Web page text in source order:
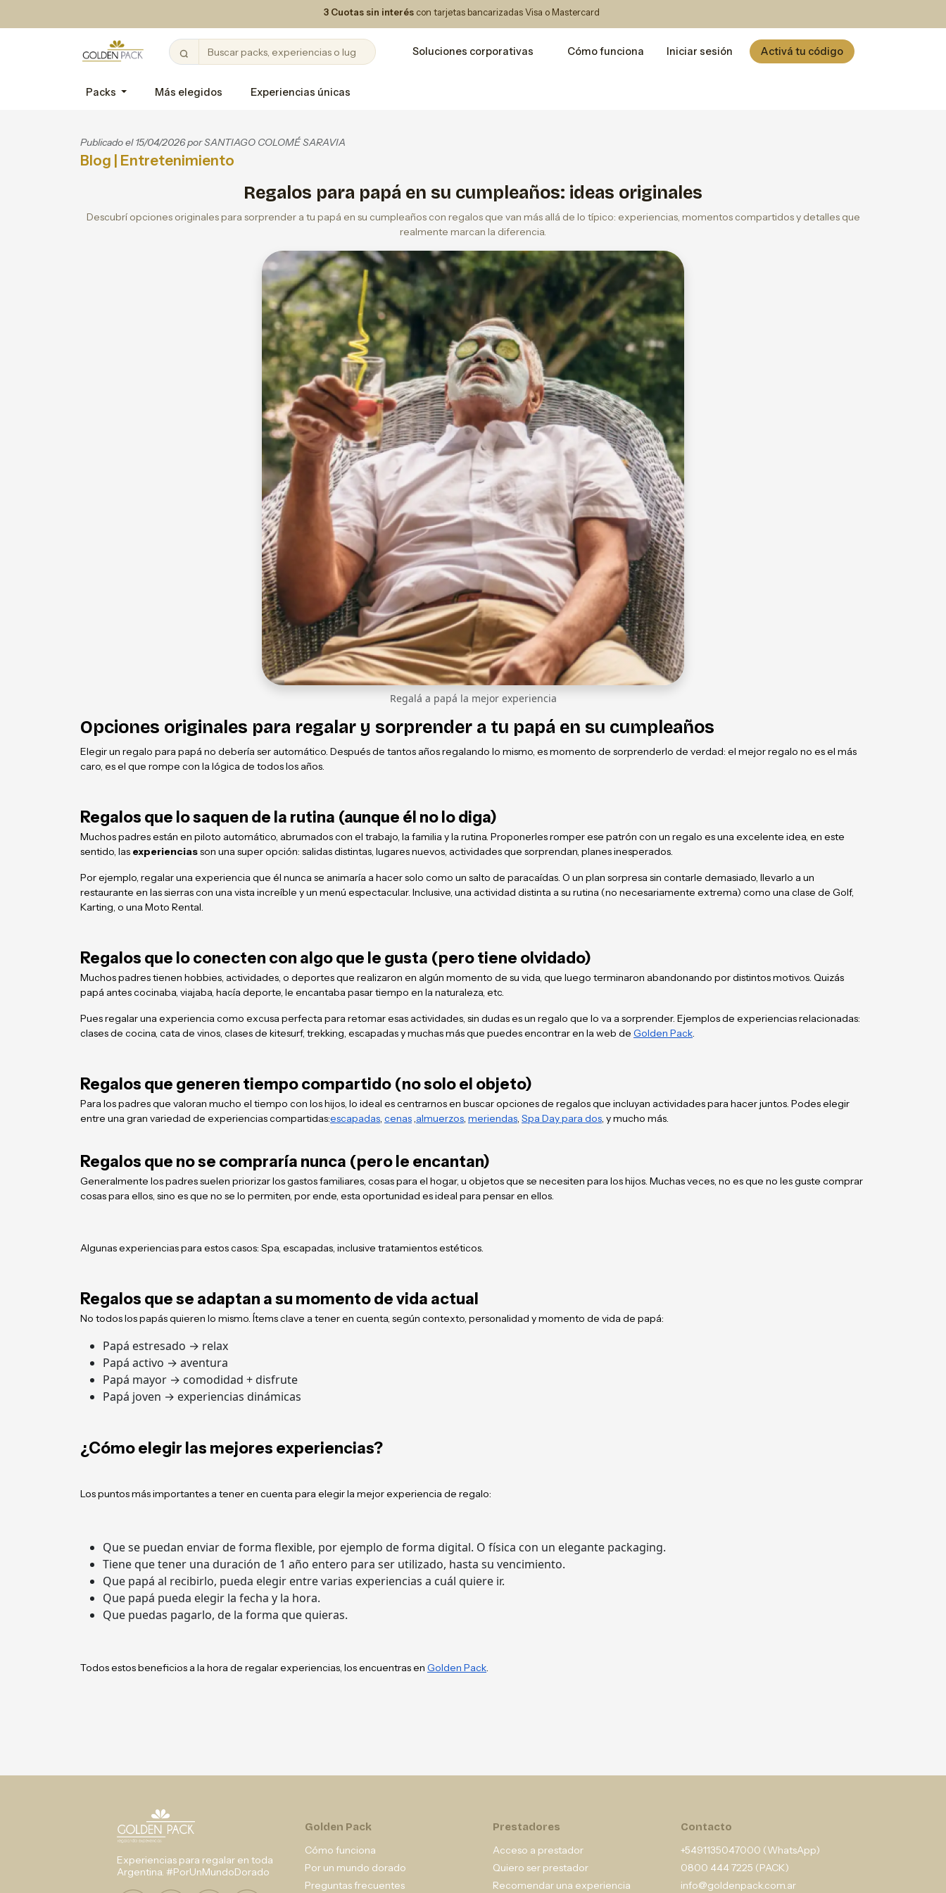
3 Cuotas sin interés con tarjetas bancarizadas Visa o Mastercard
Soluciones corporativas Cómo funciona Iniciar sesión Activá tu código
Packs Más elegidos Experiencias únicas
Publicado el 15/04/2026 porSANTIAGO COLOMÉ SARAVIA
Blog | Entretenimiento
Regalos para papá en su cumpleaños: ideas originales
Descubrí opciones originales para sorprender a tu papá en su cumpleaños con regalos que van más allá de lo típico: experiencias, momentos compartidos y detalles que
realmente marcan la diferencia.
Regalá a papá la mejor experiencia
Opciones originales para regalar y sorprender a tu papá en su cumpleaños
Elegir un regalo para papá no debería ser automático. Después de tantos años regalando lo mismo, es momento de sorprenderlo de verdad: el mejor regalo no es el más
caro, es el que rompe con la lógica de todos los años.
Regalos que lo saquen de la rutina (aunque él no lo diga)
Muchos padres están en piloto automático, abrumados con el trabajo, la familia y la rutina. Proponerles romper ese patrón con un regalo es una excelente idea, en este
sentido, las experienciasson una super opción: salidas distintas, lugares nuevos, actividades que sorprendan, planes inesperados.
Por ejemplo, regalar una experiencia que él nunca se animaría a hacer solo como un salto de paracaídas. O un plan sorpresa sin contarle demasiado, llevarlo a un
restaurante en las sierras con una vista increíble y un menú espectacular. Inclusive, una actividad distinta a su rutina (no necesariamente extrema) como una clase de Golf,
Karting, o una Moto Rental.
Regalos que lo conecten con algo que le gusta (pero tiene olvidado)
Muchos padres tienen hobbies, actividades, o deportes que realizaron en algún momento de su vida, que luego terminaron abandonando por distintos motivos. Quizás
papá antes cocinaba, viajaba, hacía deporte, le encantaba pasar tiempo en la naturaleza, etc.
Pues regalar una experiencia como excusa perfecta para retomar esas actividades, sin dudas es un regalo que lo va a sorprender. Ejemplos de experiencias relacionadas:
clases de cocina, cata de vinos, clases de kitesurf, trekking, escapadas y muchas más que puedes encontrar en la web de Golden Pack.
Regalos que generen tiempo compartido (no solo el objeto)
Para los padres que valoran mucho el tiempo con los hijos, lo ideal es centrarnos en buscar opciones de regalos que incluyan actividades para hacer juntos. Podes elegir
entre una gran variedad de experiencias compartidas:escapadas, cenas,almuerzos, meriendas, Spa Day para dos, y mucho más.
Regalos que no se compraría nunca (pero le encantan)
Generalmente los padres suelen priorizar los gastos familiares, cosas para el hogar, u objetos que se necesiten para los hijos. Muchas veces, no es que no les guste comprar
cosas para ellos, sino es que no se lo permiten, por ende, esta oportunidad es ideal para pensar en ellos.
Algunas experiencias para estos casos: Spa, escapadas, inclusive tratamientos estéticos.
Regalos que se adaptan a su momento de vida actual
No todos los papás quieren lo mismo. Ítems clave a tener en cuenta, según contexto, personalidad y momento de vida de papá:
Papá estresado → relax
Papá activo → aventura
Papá mayor → comodidad + disfrute
Papá joven → experiencias dinámicas
¿Cómo elegir las mejores experiencias?
Los puntos más importantes a tener en cuenta para elegir la mejor experiencia de regalo:
Que se puedan enviar de forma flexible, por ejemplo de forma digital. O física con un elegante packaging.
Tiene que tener una duración de 1 año entero para ser utilizado, hasta su vencimiento.
Que papá al recibirlo, pueda elegir entre varias experiencias a cuál quiere ir.
Que papá pueda elegir la fecha y la hora.
Que puedas pagarlo, de la forma que quieras.
Todos estos beneficios a la hora de regalar experiencias, los encuentras en Golden Pack.
Experiencias para regalar en toda
Argentina. #PorUnMundoDorado
Golden Pack
Cómo funciona
Por un mundo dorado
Preguntas frecuentes
Prestadores
Acceso a prestador
Quiero ser prestador
Recomendar una experiencia
Contacto
+5491135047000 (WhatsApp)
0800 444 7225 (PACK)
info@goldenpack.com.ar